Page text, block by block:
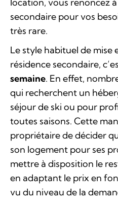
location, vous renoncez
secondaire pour vos
très rare.
Le style habituel de mise
résidence secondaire,
semaine. En effet,
qui recherchent un
séjour de ski ou pour
toutes saisons. Cette
propriétaire de décider
son logement pour ses
mettre à disposition le
en adaptant le prix en
vu du niveau de la